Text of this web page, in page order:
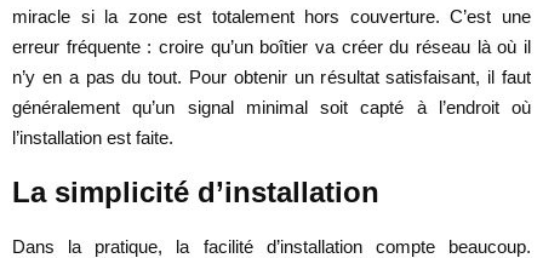
miracle si la zone est totalement hors couverture. C’est une
erreur fréquente : croire qu’un boîtier va créer du réseau là où il
n’y en a pas du tout. Pour obtenir un résultat satisfaisant, il faut
généralement qu’un signal minimal soit capté à l’endroit où
l’installation est faite.
La simplicité d’installation
Dans la pratique, la facilité d’installation compte beaucoup.